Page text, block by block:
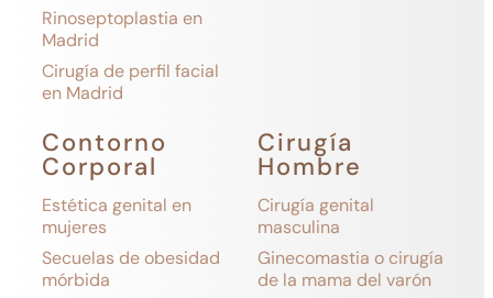
Rinoseptoplastia en
Madrid
Cirugía de perfil facial
en Madrid
Contorno
Corporal
Estética genital en
mujeres
Secuelas de obesidad
mórbida
Cirugía
Hombre
Cirugía genital
masculina
Ginecomastia o cirugía
de la mama del varón